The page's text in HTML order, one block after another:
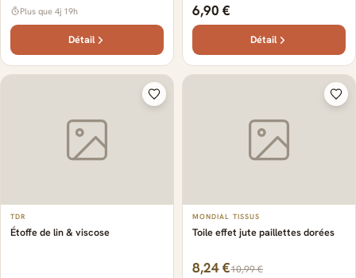
Plus que 4j 19h
Détail
6,90 €
Détail
TDR
Étoffe de lin & viscose
MONDIAL TISSUS
Toile effet jute paillettes dorées
8,24 €10,99 €